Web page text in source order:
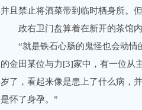
并且禁止将酒菜带到临时栖身所。
政右卫门盘算着在新开的茶馆内
“就是铁石心肠的鬼怪也会动情
的金田某位与力[3]家中，有一位从
岁了，看起来像是患上了什么病，
是怀了身孕。”